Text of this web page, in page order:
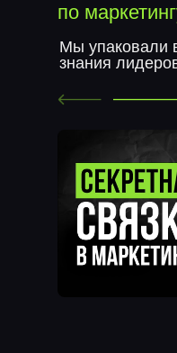
по
Мы упаковали
знания